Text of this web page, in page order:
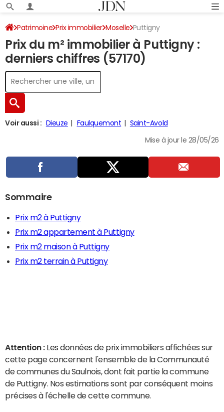
Patrimoine Prix immobilier Moselle Puttigny
Prix du m² immobilier à Puttigny :
derniers chiffres (57170)
Voir aussi : Dieuze Faulquemont Saint-Avold
Mise à jour le 28/05/26
Sommaire
Prix m2 à Puttigny
Prix m2 appartement à Puttigny
Prix m2 maison à Puttigny
Prix m2 terrain à Puttigny
Attention : Les données de prix immobiliers affichées sur
cette page concernent l'ensemble de la Communauté
de communes du Saulnois, dont fait partie la commune
de Puttigny. Nos estimations sont par conséquent moins
précises à l'échelle de cette commune.